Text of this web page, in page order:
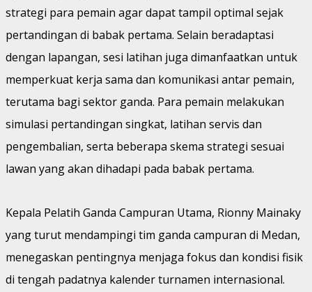
strategi para pemain agar dapat tampil optimal sejak
pertandingan di babak pertama. Selain beradaptasi
dengan lapangan, sesi latihan juga dimanfaatkan untuk
memperkuat kerja sama dan komunikasi antar pemain,
terutama bagi sektor ganda. Para pemain melakukan
simulasi pertandingan singkat, latihan servis dan
pengembalian, serta beberapa skema strategi sesuai
lawan yang akan dihadapi pada babak pertama.
Kepala Pelatih Ganda Campuran Utama, Rionny Mainaky
yang turut mendampingi tim ganda campuran di Medan,
menegaskan pentingnya menjaga fokus dan kondisi fisik
di tengah padatnya kalender turnamen internasional.